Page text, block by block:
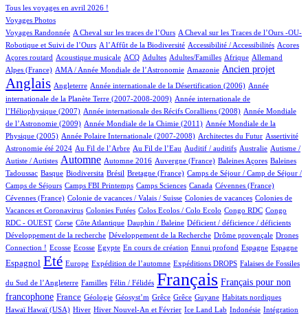
Tous les voyages en avril 2026 !
69/516
Voyages Photos
56/516
Voyages Randonnée
4/516 A Cheval sur les traces de l’Ours
4/516
A Cheval sur les Traces de l’Ours -OU-
Robotique et Suivi de l’Ours
2/516 A l’Affût de la Biodiversité
1/516 Accessibilité / Accessibilités
2/516 Acores
1/516
Açores routard
1/516 Acoustique musicale
32/516 ACQ
18/516 Adultes
14/516 Adultes/Familles
2/516 Afrique
22/516 Allemand
17/516
Alpes (France)
11/516 AMA / Année Mondiale de l’Astronomie
2/516 Amazonie
177/516 Ancien projet
396/516
Anglais
61/516 Angleterre
6/516 Année internationale de la Désertification (2006)
13/516
Année
internationale de la Planète Terre (2007-2008-2009)
4/516
Année internationale de
l’Héliophysique (2007)
1/516 Année internationale des Récifs Coralliens (2008)
11/516
Année Mondiale
de l’Astronomie (2009)
2/516 Année Mondiale de la Chimie (2011)
14/516
Année Mondiale de la
Physique (2005)
5/516 Année Polaire Internationale (2007-2008)
2/516 Architectes du Futur
1/516 Assertivité
11/516
Astronomie été 2024
12/516 Au Fil de l’Arbre
6/516 Au Fil de l’Eau
1/516 Auditif / auditifs
1/516 Australie
1/516
Autisme /
Autiste / Autistes
232/516 Automne
3/516 Automne 2016
4/516 Auvergne (France)
1/516 Baleines Açores
2/516
Baleines
Tadoussac
1/516 Basque
48/516 Biodiversita
1/516 Brésil
9/516 Bretagne (France)
33/516
Camps de Séjour / Camp de Séjour /
Camps de Séjours
1/516 Camps FBI Printemps
3/516 Camps Sciences
4/516 Canada
2/516 Cévennes (France)
1/516
Cévennes (France)
1/516 Colonie de vacances / Valais / Suisse
2/516 Colonies de vacances
3/516
Colonies de
Vacances et Coronavirus
1/516 Colonies Futées
1/516 Colos Ecolos / Colo Ecolo
1/516 Congo RDC
2/516
Congo
RDC - OUEST
1/516 Corse
11/516 Côte Atlantique
1/516 Dauphin / Baleine
1/516 Déficient / déficience / déficients
1/516
Développement de la recherche
1/516 Développement de la Recherche
1/516 Drôme provençale
11/516
Drones
Connection !
1/516 Ecosse
1/516 Ecosse
1/516 Egypte
9/516 En cours de création
1/516 Ennui profond
25/516 Espagne
14/516 Espagne
130/516
Espagnol
375/516 Eté
10/516 Europe
51/516 Expédition de l’automne
80/516 Expéditions DROPS
3/516 Falaises de Fossiles
du Sud de l’Angleterre Familles Félin / Félidés Français Français pour non
francophone
162/516 France
20/516 Géologie
1/516 Géosyst’m
1/516 Grêce
1/516 Grêce
1/516 Guyane
2/516 Habitats nordiques
1/516
Hawaï
1/516Hawaï (USA)
99/516 Hiver
16/516 Hiver Nouvel-An et Février
5/516 Ice Land Lab
1/516 Indonésie
1/516
Intégration